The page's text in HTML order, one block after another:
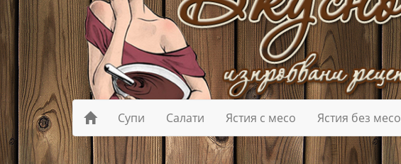
Супи Салати Ястия с месо Ястия без месо